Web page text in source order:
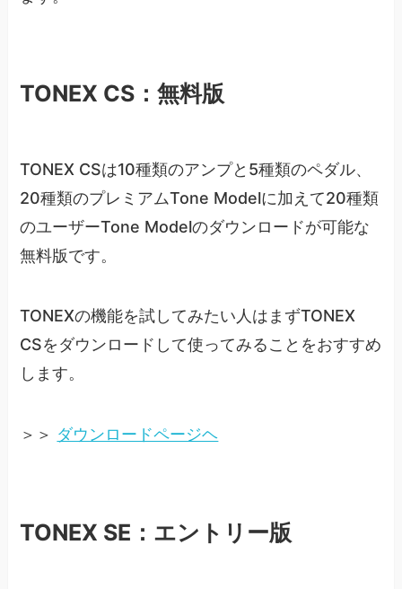
TONEX CS：無料版
TONEX CSは10種類のアンプと5種類のペダル、
20種類のプレミアムTone Modelに加えて20種類
のユーザーTone Modelのダウンロードが可能な
無料版です。
TONEXの機能を試してみたい人はまずTONEX
CSをダウンロードして使ってみることをおすすめ
します。
＞＞ ダウンロードページヘ
TONEX SE：エントリー版